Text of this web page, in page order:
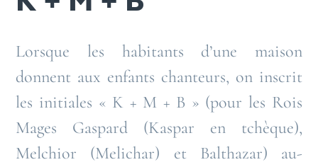
Lorsque les habitants d’une maison
donnent aux enfants chanteurs, on inscrit
les initiales « K + M + B » (pour les Rois
Mages Gaspard (Kaspar en tchèque),
Melchior (Melichar) et Balthazar) au-